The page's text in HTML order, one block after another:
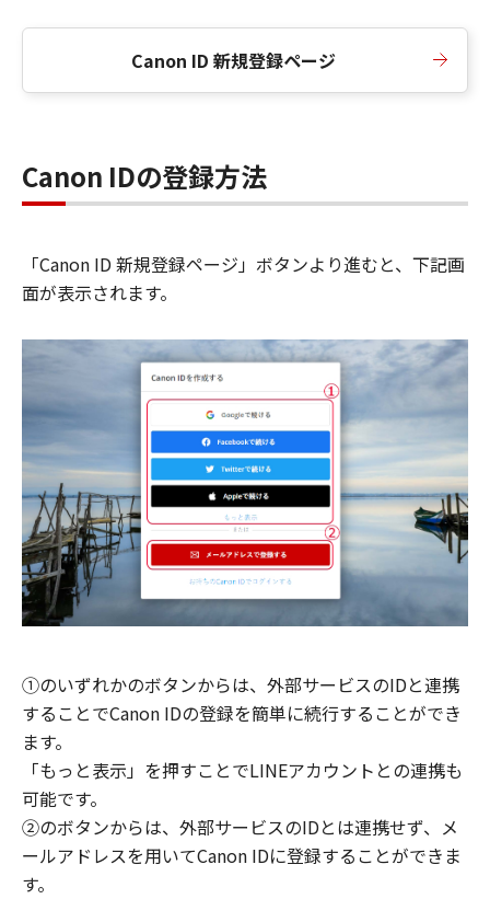
Canon ID 新規登録ページ
Canon IDの登録方法
「Canon ID 新規登録ページ」ボタンより進むと、下記画
面が表示されます。
①のいずれかのボタンからは、外部サービスのIDと連携
することでCanon IDの登録を簡単に続行することができ
ます。
「もっと表示」を押すことでLINEアカウントとの連携も
可能です。
②のボタンからは、外部サービスのIDとは連携せず、メ
ールアドレスを用いてCanon IDに登録することができま
す。